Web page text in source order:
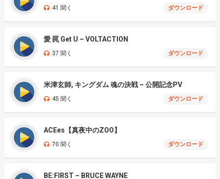
41 聞く ダウンロード
愛 罠 Get U – VOLTACTION
37 聞く ダウンロード
米津玄師, キングダム 魂の決戦 – 公開記念PV
45 聞く ダウンロード
ACEes【真夜中のZOO】
70 聞く ダウンロード
BE:FIRST – BRUCE WAYNE